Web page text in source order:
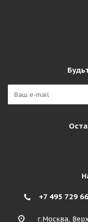
+7 495 729
г.Москва,